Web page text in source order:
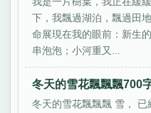
下，我飄過湖泊，飄過田
命展現在我的眼前：新生
串泡泡；小河重又...
冬天的雪花飄飄飄700
冬天的雪花飄飄飄 雪，